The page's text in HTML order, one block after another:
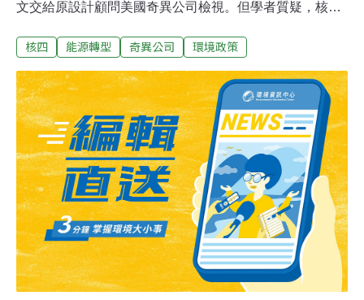
文交給原設計顧問美國奇異公司檢視。但學者質疑，核四
證」，後來颱風來襲，核四還泡過水，「人家願意幫忙背
作的貢寮鄉親向他反映，系統測試時，幾次管線因為焊接
不實而發生爆管，而開關閥做壓力測試時，也在加壓一天
後爆掉好幾次，原本的核四監督委員有地方人員在內，卻
被以「有你們在裡面監督、核四永遠蓋不好」為由而排除
在外。行政院原子能委員會副主委謝得志坦承，核四測試
的確出過很多狀況，但他也表示，如果測試全部及格那還
需要測嗎？重點是出了狀況要能改善。他強調，程序書要
經過原設計公司的檢核簽名是國際程序，一定要簽字後、
試運轉全部通過後，原能會才會許可給照，他並認為奇異
公司簽字應該沒有太大問題。至於核四生水池遭反核團
核四 能源轉型 奇異公司 環境政策